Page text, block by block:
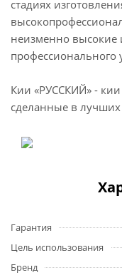
стадиях
неизменно высокие
профессионального
Кии «РУССКИЙ» -
сделанные в
Гарантия
Цель использования
Бренд